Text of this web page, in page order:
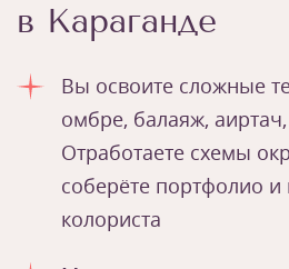
в Караганде
Вы освоите сложные
омбре, балаяж,
Отработаете схемы
соберёте портфолио и
колориста